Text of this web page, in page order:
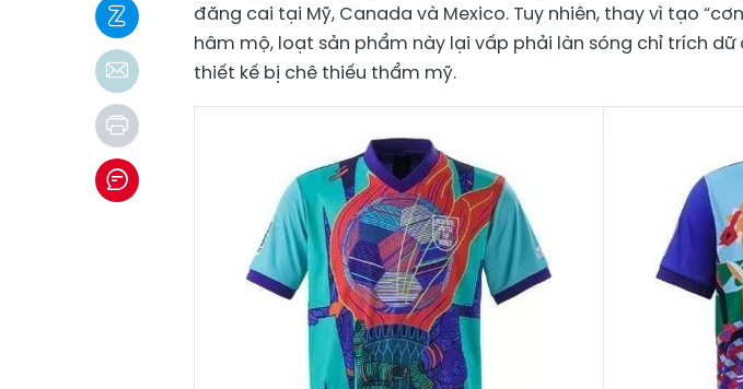
đăng cai tại Mỹ, Canada và Mexico. Tuy nhiên, thay vì tạo
hâm mộ, loạt sản phẩm này lại vấp phải làn sóng chỉ trích
thiết kế bị chê thiếu thẩm mỹ.